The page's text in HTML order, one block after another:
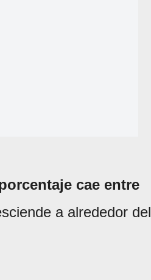
cae entre
a alrededor del